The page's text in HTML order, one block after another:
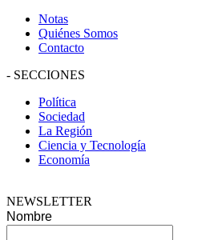
Notas
Quiénes Somos
Contacto
- SECCIONES
Política
Sociedad
La Región
Ciencia y Tecnología
Economía
NEWSLETTER
Nombre